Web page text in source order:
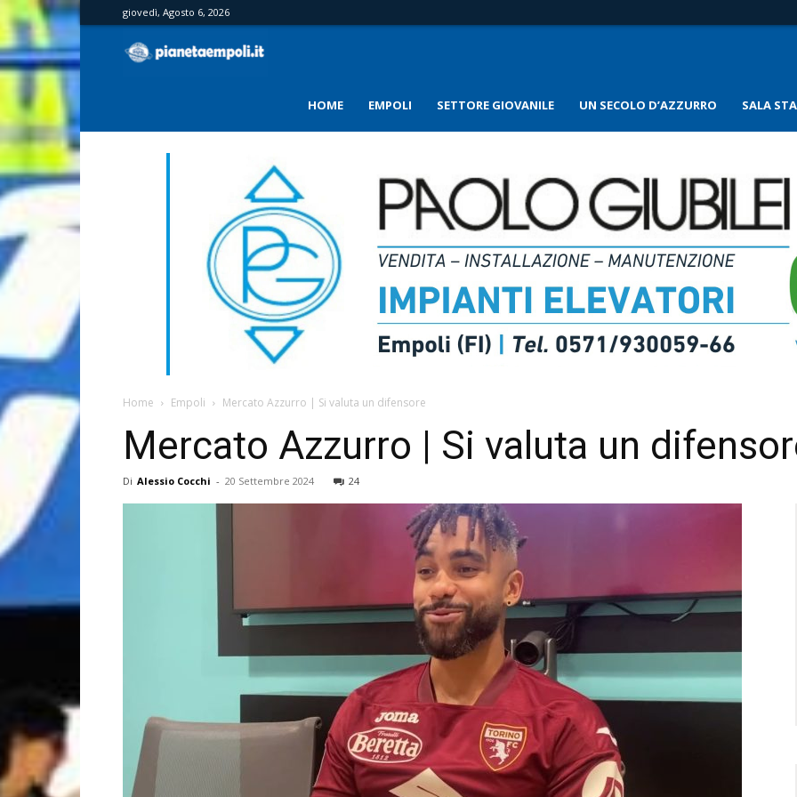
giovedì, Agosto 6, 2026
HOME EMPOLI SETTORE GIOVANILE UN SECOLO D’AZZURRO SALA
Home Empoli Mercato Azzurro | Si valuta un difensore
Mercato Azzurro | Si valuta un
Di Alessio Cocchi - 20 Settembre 2024 24